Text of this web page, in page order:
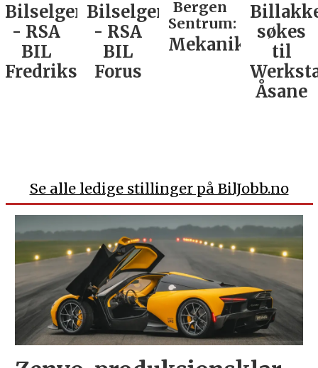
Bilselger
- RSA
BIL
Fredrikstad
Bilselger
- RSA
BIL
Forus
Bergen
Sentrum:
Mekaniker
søkes
til
Åsane
Se alle ledige stillinger på BilJobb.no